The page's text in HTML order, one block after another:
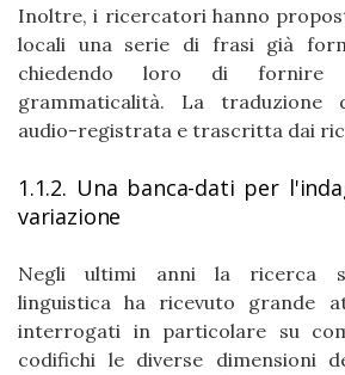
Inoltre, i ricercatori hanno
locali una serie di frasi già
chiedendo loro di
grammaticalità. La traduzione
audio-registrata e trascritta dai
1.1.2. Una banca-dati per
variazione
Negli ultimi anni la ricerca
linguistica ha ricevuto grande
interrogati in particolare su
codifichi le diverse dimensioni